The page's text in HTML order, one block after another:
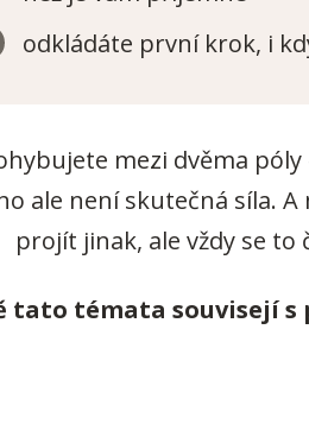
odkládáte první krok, i
mezi dvěma póly
ale není skutečná síla.
projít jinak, ale vždy se to
tato témata souvisejí s